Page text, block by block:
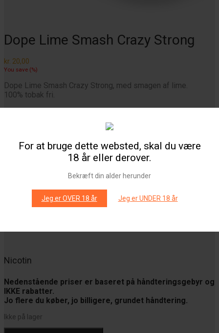
For at bruge dette websted, skal du være
18 år eller derover.
Bekræft din alder herunder
Jeg er OVER 18 år Jeg er UNDER 18 år
Dope Lime Smash Crazy Strong
kr. 20,00
You save (%)
Dope Lime Smash Crazy Strong, med smagen af lime.
100% tobak fri.
Nicotin
Nedenstående priser er baseret på håndteringsgebyr og
IKKE rabatter.
Jo flere du køber, jo billigere, grundet håndtering.
Ikke på lager